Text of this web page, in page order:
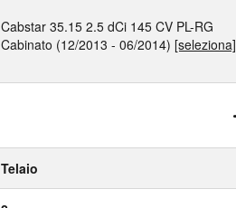
Cabstar 35.15 2.5 dCi 145 CV PL-RG
Cabinato (12/2013 - 06/2014) [seleziona]
Telaio